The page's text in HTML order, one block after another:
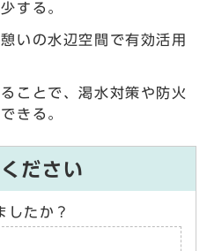
する。
いの水辺空間で有効活用
ことで、渇水対策や防火
きる。
ださい
したか？